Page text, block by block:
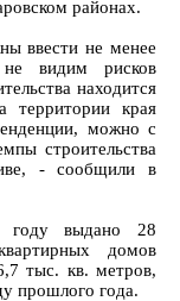
районах.
ввести не менее
видим рисков
находится
края
можно с
строительства
- сообщили в
году выдано 28
домов
тыс. кв. метров,
прошлого года.